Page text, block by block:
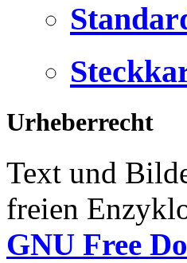
Urheberrecht
Text und
freien
GNU Free